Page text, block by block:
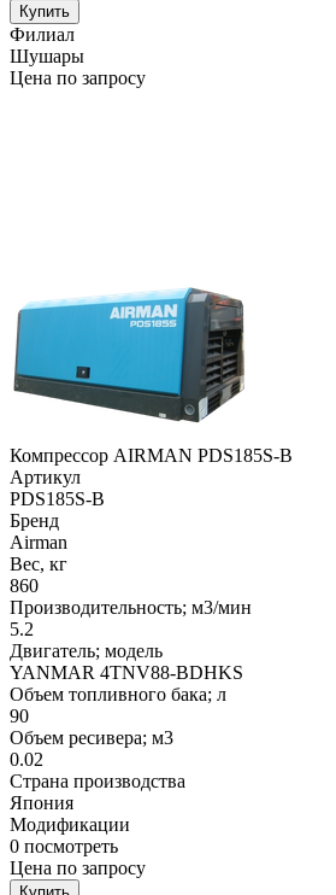
Купить
Филиал
Шушары
Цена по запросу
Компрессор AIRMAN PDS185S-B
Артикул
PDS185S-B
Бренд
Airman
Вес, кг
860
Производительность; м3/мин
5.2
Двигатель; модель
YANMAR 4TNV88-BDHKS
Объем топливного бака; л
90
Объем ресивера; м3
0.02
Страна производства
Япония
Модификации
0 посмотреть
Цена по запросу